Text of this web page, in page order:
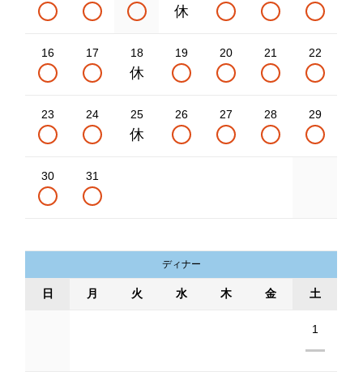
16 17 18 19 20 21 22
23 24 25 26 27 28 29
30 31
ディナー
日 月 火 水 木 金 土
1